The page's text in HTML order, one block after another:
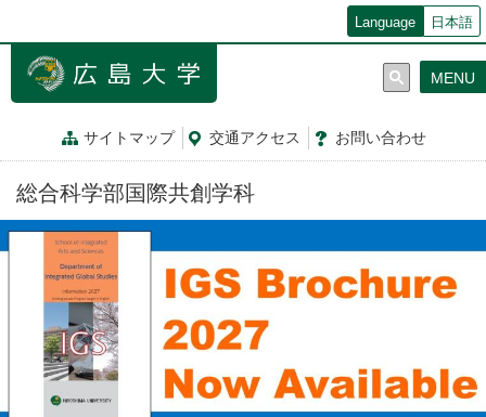
ン
動
Language 日本語
サイトマップ 交通アクセス お問い合わせ
MENU
総合科学部国際共創学科